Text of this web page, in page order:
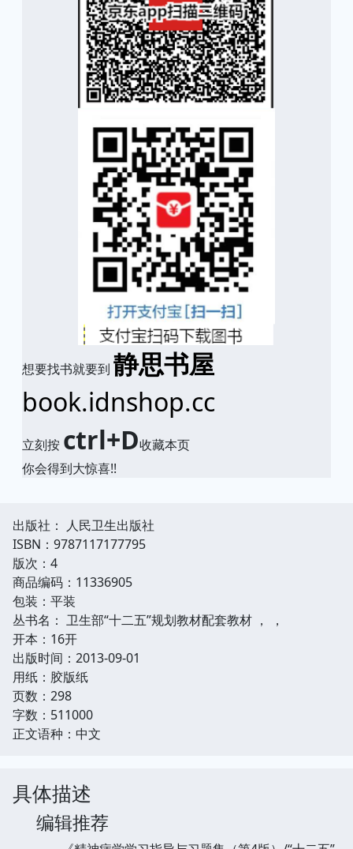
想要找书就要到 静思书屋
book.idnshop.cc
立刻按 ctrl+D收藏本页
你会得到大惊喜!!
出版社： 人民卫生出版社
ISBN：9787117177795
版次：4
商品编码：11336905
包装：平装
丛书名： 卫生部“十二五”规划教材配套教材 ， ，
开本：16开
出版时间：2013-09-01
用纸：胶版纸
页数：298
字数：511000
正文语种：中文
具体描述
编辑推荐